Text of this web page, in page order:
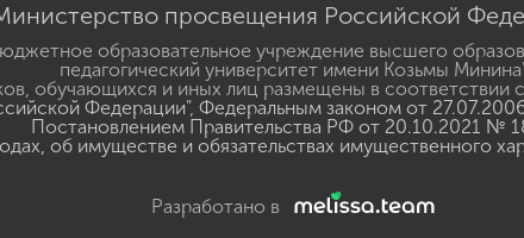
просвещения Российской
образовательное учреждение высшего
педагогический университет имени Козьмы
обучающихся и иных лиц размещены в соответствии с
Федерации", Федеральным законом от
Постановлением Правительства РФ от 20.10.2021 №
об имуществе и обязательствах имущественного
Разработано в